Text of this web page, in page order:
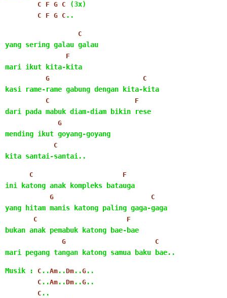
C F G C (3x)
C F G C ..
C
yang sering galau galau
F
mari ikut kita-kita
G C
kasi rame-rame gabung dengan kita-kita
C F
dari pada mabuk diam-diam bikin rese
G
mending ikut goyang-goyang
C
kita santai-santai..
C F
ini katong anak kompleks batauga
G C
yang hitam manis katong paling gaga-gaga
C F
bukan anak pemabuk katong bae-bae
G C
mari pegang tangan katong samua baku bae..
Musik : C ..Am ..Dm ..G ..
C ..Am ..Dm ..G ..
C ..